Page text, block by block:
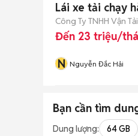
Lái xe tải chạy
Công Ty TNHH Vận
Đến 23 triệu/
N Nguyễn Đắc Hải
Bạn cần tìm
Dung lượng: 64 GB